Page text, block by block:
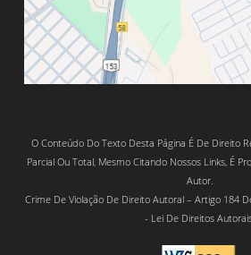
O Conteúdo Do Texto Desta Página É De Direito
Parcial Ou Total, Mesmo Citando Nossos Links, É
Autor.
Crime De Violação De Direito Autoral – Artigo 184
- Lei De Direitos